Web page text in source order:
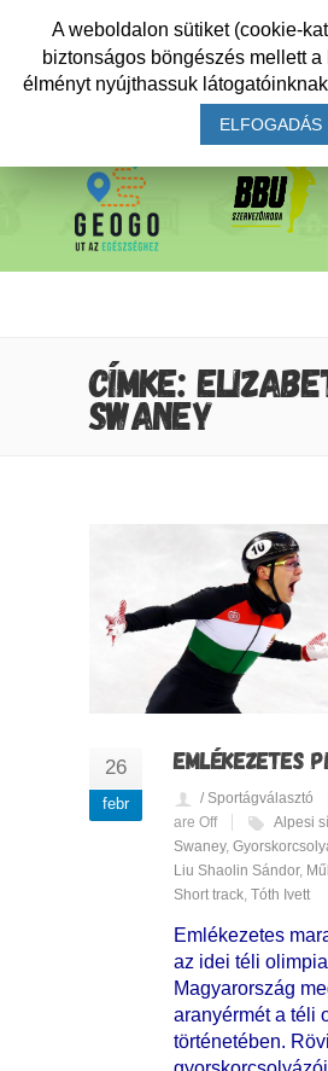
CÍMKE:
SWANEY
26
febr
EMLÉKEZETES
/ Sportágválasztó
are Off
Alpesi sí
Swaney,
Liu Shaolin Sándor,
Short track Tóth Ivett
Emlékezetes
az idei téli
Magyarország
aranyérmét a téli
történetében.
A weboldalon sütiket (cookie-
biztonságos böngészés mellett
élményt nyújthassuk
ELFOGADÁS